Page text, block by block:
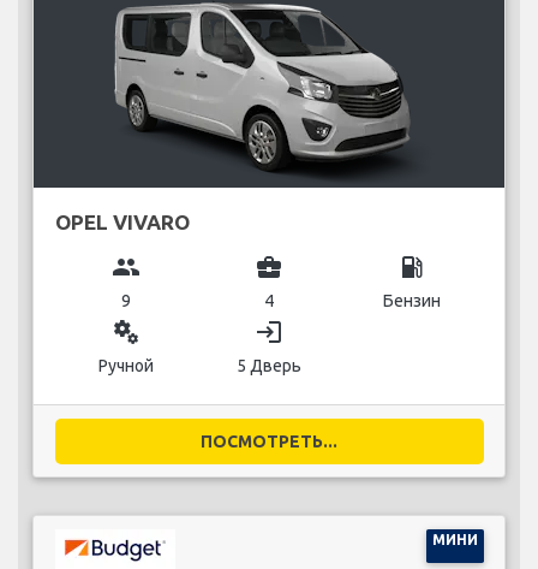
OPEL VIVARO
group
9
business_center
4
local_gas_station
Бензин
miscellaneous_services
Ручной
login
5 Дверь
ПОСМОТРЕТЬ...
МИНИ